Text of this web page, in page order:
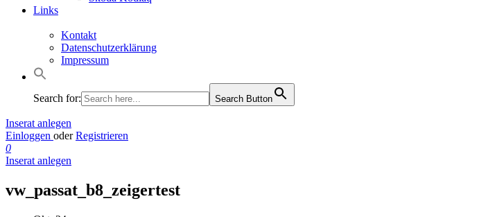
Links
Kontakt
Datenschutzerklärung
Impressum
Search for: Search Button
Inserat anlegen
Einloggen oder Registrieren
0
Inserat anlegen
vw_passat_b8_zeigertest